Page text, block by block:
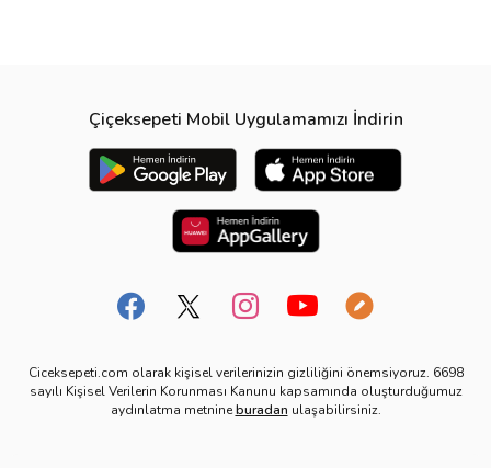
Çiçeksepeti Mobil Uygulamamızı İndirin
Ciceksepeti.com olarak kişisel verilerinizin gizliliğini önemsiyoruz. 6698
sayılı Kişisel Verilerin Korunması Kanunu kapsamında oluşturduğumuz
aydınlatma metnineburadan ulaşabilirsiniz.